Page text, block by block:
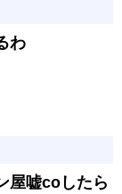
わ
屋嘘coしたら